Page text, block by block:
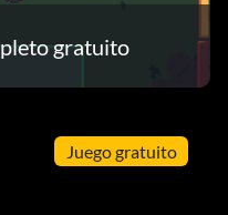
gratuito
Juego gratuito